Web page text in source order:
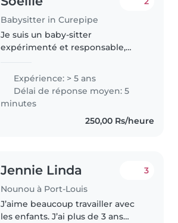
Babysitter in Curepipe
Je suis un baby-sitter
expérimenté et responsable,
une attention bienveillante à vos
enfants. Avec 5 années
d'expérience auprès des bébés,
bambins..
Expérience: > 5 ans
Délai de réponse moyen: 5
minutes
250,00 Rs/heure
Jennie Linda
Nounou à Port-Louis
3
J’aime beaucoup travailler avec
les enfants. J’ai plus de 3 ans